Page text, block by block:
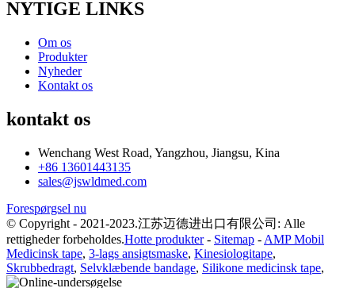
NYTIGE LINKS
Om os
Produkter
Nyheder
Kontakt os
kontakt os
Wenchang West Road, Yangzhou, Jiangsu, Kina
+86 13601443135
sales@jswldmed.com
Forespørgsel nu
© Copyright - 2021-2023.江苏迈德进出口有限公司: Alle
rettigheder forbeholdes.Hotte produkter- Sitemap - AMP Mobil
Medicinsk tape, 3-lags ansigtsmaske, Kinesiologitape,
Skrubbedragt, Selvklæbende bandage, Silikone medicinsk tape,